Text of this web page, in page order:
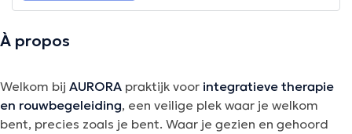
À propos
Welkom bij AURORA praktijk voor integratieve therapie
en rouwbegeleiding, een veilige plek waar je welkom
bent, precies zoals je bent. Waar je gezien en gehoord